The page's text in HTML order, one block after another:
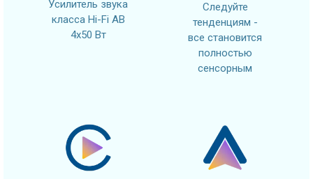
Усилитель звука
класса Hi-Fi AB
4x50 Вт
Следуйте
тенденциям -
все становится
полностью
сенсорным